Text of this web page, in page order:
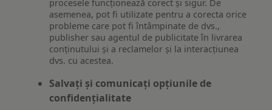
procesele funcționează corect și sigur. De
asemenea, pot fi utilizate pentru a corecta orice
probleme care pot fi întâmpinate de dvs.,
publisher sau agentul de publicitate în livrarea
conținutului și a reclamelor și la interacțiunea
dvs. cu acestea.
Salvați și comunicați opțiunile de
confidențialitate